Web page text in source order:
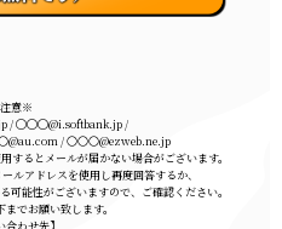
意※
/ ◯◯◯@i.softbank.jp /
/ 〇〇〇@ezweb.ne.jp
するとメールが届かない場合がございます。
アドレスを使用し再度回答するか、
可能性がございますので、ご確認ください。
でお願い致します。